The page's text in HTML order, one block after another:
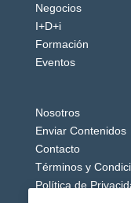
Negocios
I+D+i
Formación
Eventos
Nosotros
Enviar Contenidos
Contacto
Términos y
Política de